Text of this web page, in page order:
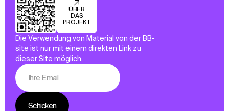
ÜBER
DAS
PROJEKT
Die Verwendung von Material von der BB-
site ist nur mit einem direkten Link zu
dieser Site möglich.